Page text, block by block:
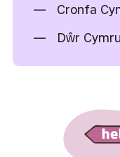
Cronfa
Dŵr Cymru